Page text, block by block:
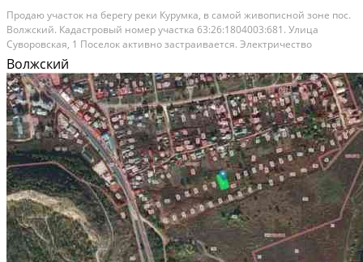
Продаю участок на берегу реки Курумка, в самой живописной зоне пос.
Волжский. Кадастровый номер участка 63:26:1804003:681. Улица
Суворовская, 1 Поселок активно застраивается. Электричество
подведено. Напротив Шведские дачи, рядом Муромский городок.
Расстояние до города (км): В черте города
Волжский